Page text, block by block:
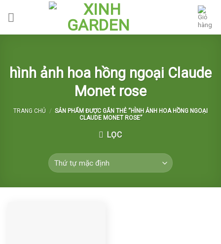
hình ảnh hoa hồng ngoại Claude
Monet rose
TRANG CHỦ / SẢN PHẨM ĐƯỢC GẮN THẺ “HÌNH ẢNH HOA HỒNG NGOẠI
CLAUDE MONET ROSE”
LỌC